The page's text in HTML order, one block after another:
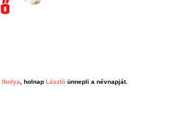
Ibolya , holnap László ünnepli a névnapját.